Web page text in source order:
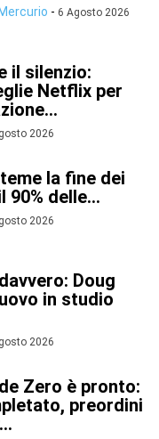
- 6 Agosto 2026
il silenzio:
Netflix per
2026
la fine dei
delle...
2026
Doug
in studio
2026
Zero è pronto:
preordini